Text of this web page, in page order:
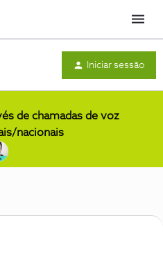
Menu
Iniciar sessão
de chamadas de voz
nacionais